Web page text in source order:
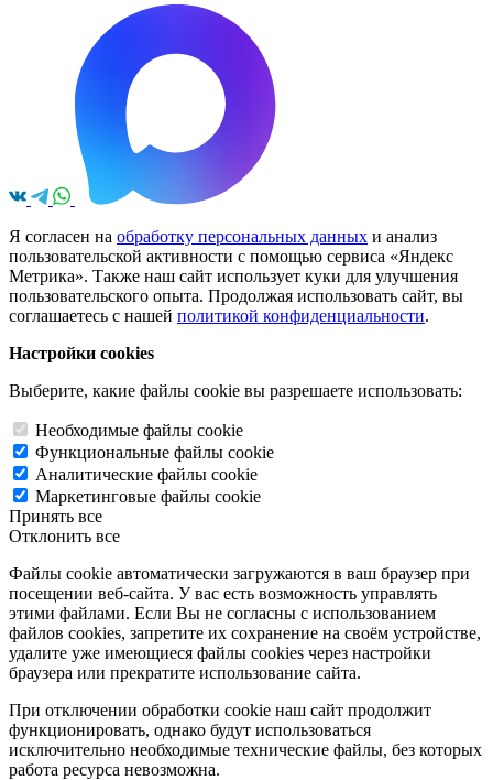
Я согласен на обработку персональных данных и анализ
пользовательской активности с помощью сервиса «Яндекс
Метрика». Также наш сайт использует куки для улучшения
пользовательского опыта. Продолжая использовать сайт, вы
соглашаетесь с нашей политикой конфиденциальности.
Настройки cookies
Выберите, какие файлы cookie вы разрешаете использовать:
Необходимые файлы cookie
Функциональные файлы cookie
Аналитические файлы cookie
Маркетинговые файлы cookie
Принять все
Отклонить все
Файлы cookie автоматически загружаются в ваш браузер при
посещении веб-сайта. У вас есть возможность управлять
этими файлами. Если Вы не согласны с использованием
файлов cookies, запретите их сохранение на своём устройстве,
удалите уже имеющиеся файлы cookies через настройки
браузера или прекратите использование сайта.
При отключении обработки cookie наш сайт продолжит
функционировать, однако будут использоваться
исключительно необходимые технические файлы, без которых
работа ресурса невозможна.